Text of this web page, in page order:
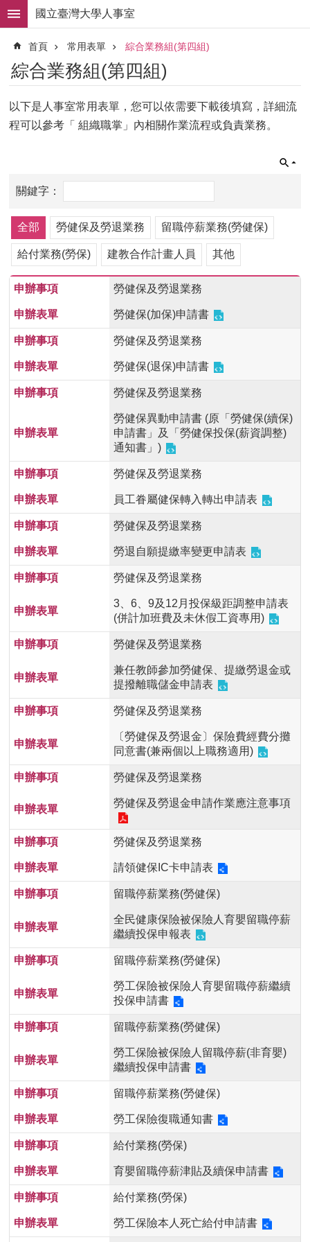
跳到主要內容區塊
進
階
搜
尋
求
職
徵
織
職
人
事
法
規
常
表
各
類
詢
事
項
相
關
網
站
大
頁
myNTU
English
國立臺灣大學人事室
首頁 常用表單 綜合業務組(第四組)
綜合業務組(第四組)
以下是人事室常用表單，您可以依需要下載後填寫，詳細流
程可以參考「 組織職掌」內相關作業流程或負責業務。
全部 勞健保及勞退業務 留職停薪業務(勞健保)
給付業務(勞保) 建教合作計畫人員 其他
勞健保及勞退業務
勞健保(加保)申請書
勞健保及勞退業務
勞健保(退保)申請書
勞健保及勞退業務
勞健保異動申請書 (原「勞健保(續保)
申請書」及「勞健保投保(薪資調整)
通知書」)
勞健保及勞退業務
員工眷屬健保轉入轉出申請表
勞健保及勞退業務
勞退自願提繳率變更申請表
勞健保及勞退業務
3、6、9及12月投保級距調整申請表
(併計加班費及未休假工資專用)
勞健保及勞退業務
兼任教師參加勞健保、提繳勞退金或
提撥離職儲金申請表
勞健保及勞退業務
〔勞健保及勞退金〕保險費經費分攤
同意書(兼兩個以上職務適用)
勞健保及勞退業務
勞健保及勞退金申請作業應注意事項
勞健保及勞退業務
請領健保IC卡申請表
留職停薪業務(勞健保)
全民健康保險被保險人育嬰留職停薪
繼續投保申報表
留職停薪業務(勞健保)
勞工保險被保險人育嬰留職停薪繼續
投保申請書
留職停薪業務(勞健保)
勞工保險被保險人留職停薪(非育嬰)
繼續投保申請書
留職停薪業務(勞健保)
勞工保險復職通知書
給付業務(勞保)
育嬰留職停薪津貼及續保申請書
給付業務(勞保)
勞工保險本人死亡給付申請書